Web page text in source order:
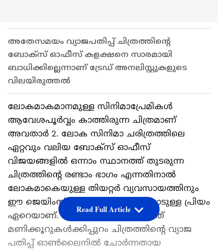
അതേസമയം വ്യാജപതിപ്പ് ചിത്രത്തിന്‍റെ
ബോക്സ് ഓഫീസ് കളക്ഷനെ സാരമായി
ബാധിക്കില്ലെന്നാണ് ട്രേഡ് അനലിസ്റ്റുകളുടെ
വിലയിരുത്തല്‍
ലോകമാകമാനമുള്ള സിനിമാപ്രേമികള്‍
ആവേശപൂര്‍വ്വം കാത്തിരുന്ന ചിത്രമാണ്
അവതാര്‍ 2. ലോക സിനിമാ ചരിത്രത്തിലെ
ഏറ്റവും വലിയ ബോക്സ് ഓഫീസ്
വിജയങ്ങളില്‍ ഒന്നാം സ്ഥാനത്ത് തുടരുന്ന
ചിത്രത്തിന്‍റെ രണ്ടാം ഭാഗം എന്നതിനാല്‍
ലോകമാകെയുള്ള തിയറ്റര്‍ വ്യവസായത്തിനും
ഈ ജെയിംസ് കാമറൂണ്‍ ചിത്രത്തോടുള്ള പ്രിയം
ഏറെയാണ്. എന്നാല്‍ റിലീസ് ചെയ്‍ത്
മണിക്കൂറുകള്‍ക്കിപ്പുറം ചിത്രത്തിന്‍റെ വ്യാജ
പതിപ്പ് ഓണ്‍ലൈനില്‍ ചോര്‍ന്നതായ
Read Full Article